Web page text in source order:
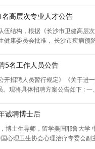
高层次专业人才公告
伍结构，根据《长沙市卫健高
康委员会批准， 长沙市疾病预
5名工作人员公告
招聘人员暂行规定》《关于
现将具体招聘方案公告如下 : 一
诚聘博士后
博士生导师，留学美国耶鲁大
心理卫生协会心理治疗专委会副